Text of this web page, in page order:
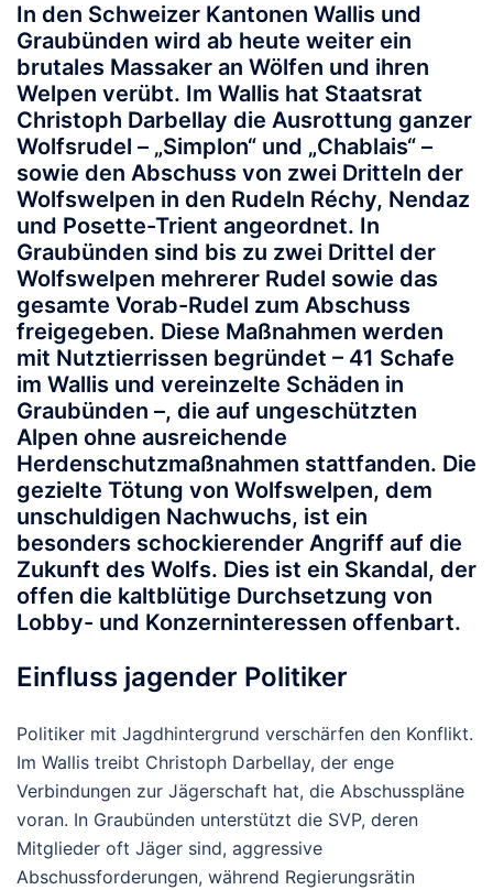
In den Schweizer Kantonen Wallis und
Graubünden wird ab heute weiter ein
brutales Massaker an Wölfen und ihren
Welpen verübt. Im Wallis hat Staatsrat
Christoph Darbellay die Ausrottung ganzer
Wolfsrudel – „Simplon“ und „Chablais“ –
sowie den Abschuss von zwei Dritteln der
Wolfswelpen in den Rudeln Réchy, Nendaz
und Posette-Trient angeordnet. In
Graubünden sind bis zu zwei Drittel der
Wolfswelpen mehrerer Rudel sowie das
gesamte Vorab-Rudel zum Abschuss
freigegeben. Diese Maßnahmen werden
mit Nutztierrissen begründet – 41 Schafe
im Wallis und vereinzelte Schäden in
Graubünden –, die auf ungeschützten
Alpen ohne ausreichende
Herdenschutzmaßnahmen stattfanden. Die
gezielte Tötung von Wolfswelpen, dem
unschuldigen Nachwuchs, ist ein
besonders schockierender Angriff auf die
Zukunft des Wolfs. Dies ist ein Skandal, der
offen die kaltblütige Durchsetzung von
Lobby- und Konzerninteressen offenbart.
Einfluss jagender Politiker
Politiker mit Jagdhintergrund verschärfen den Konflikt.
Im Wallis treibt Christoph Darbellay, der enge
Verbindungen zur Jägerschaft hat, die Abschusspläne
voran. In Graubünden unterstützt die SVP, deren
Mitglieder oft Jäger sind, aggressive
Abschussforderungen, während Regierungsrätin